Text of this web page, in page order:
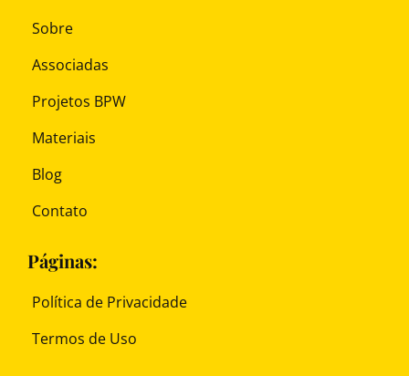
Sobre
Associadas
Projetos BPW
Materiais
Blog
Contato
Páginas:
Política de Privacidade
Termos de Uso